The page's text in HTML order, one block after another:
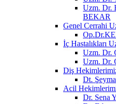
Uzm. Dr.
BEKAR
Genel Cerrahi
İç Hastalıkları
Uzm. Dr.
Uzm. Dr.
Diş
Dt.
Acil
Dr. Sena